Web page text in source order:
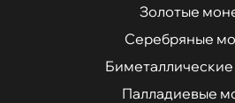
Золотые
Серебряные
Палладиевые